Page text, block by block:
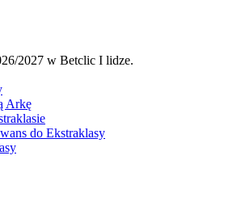
2027 w Betclic I lidze.
Arkę
do Ekstraklasy